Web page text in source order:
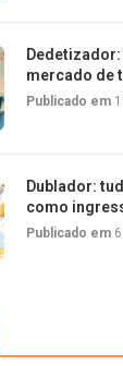
mercado de
Publicado em
Dublador:
como
Publicado em